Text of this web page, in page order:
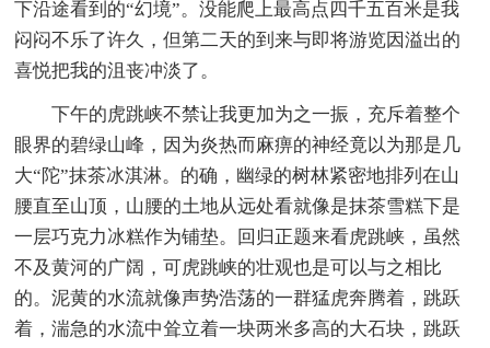
下沿途看到的“幻境”。没能爬上最高点四千五百米是我
闷闷不乐了许久，但第二天的到来与即将游览因溢出的
喜悦把我的沮丧冲淡了。
下午的虎跳峡不禁让我更加为之一振，充斥着整个
眼界的碧绿山峰，因为炎热而麻痹的神经竟以为那是几
大“陀”抹茶冰淇淋。的确，幽绿的树林紧密地排列在山
腰直至山顶，山腰的土地从远处看就像是抹茶雪糕下是
一层巧克力冰糕作为铺垫。回归正题来看虎跳峡，虽然
不及黄河的广阔，可虎跳峡的壮观也是可以与之相比
的。泥黄的水流就像声势浩荡的一群猛虎奔腾着，跳跃
着，湍急的水流中耸立着一块两米多高的大石块，跳跃